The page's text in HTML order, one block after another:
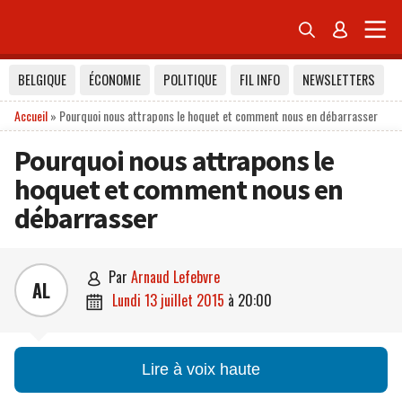
 
BELGIQUE ÉCONOMIE POLITIQUE FIL INFO
NEWSLETTERS
Accueil» Pourquoi nous attrapons le hoquet et comment nous en débarrasser
Pourquoi nous attrapons le
hoquet et comment nous en
débarrasser
AL  par Arnaud Lefebvre
 lundi 13 juillet 2015 à 20:00
Lire à voix haute